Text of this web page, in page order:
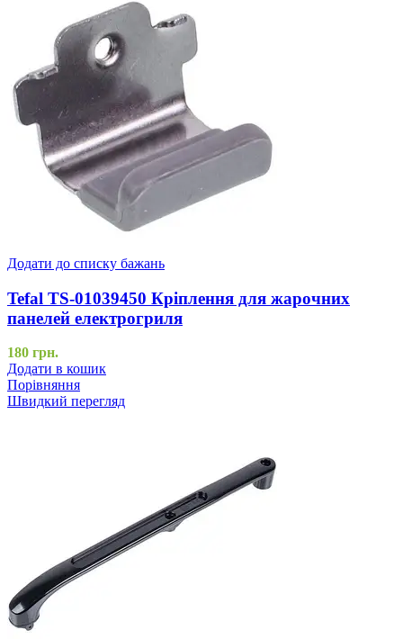
Додати до списку бажань
Tefal TS-01039450 Кріплення для жарочних
панелей електрогриля
180 грн.
Додати в кошик
Порівняння
Швидкий перегляд